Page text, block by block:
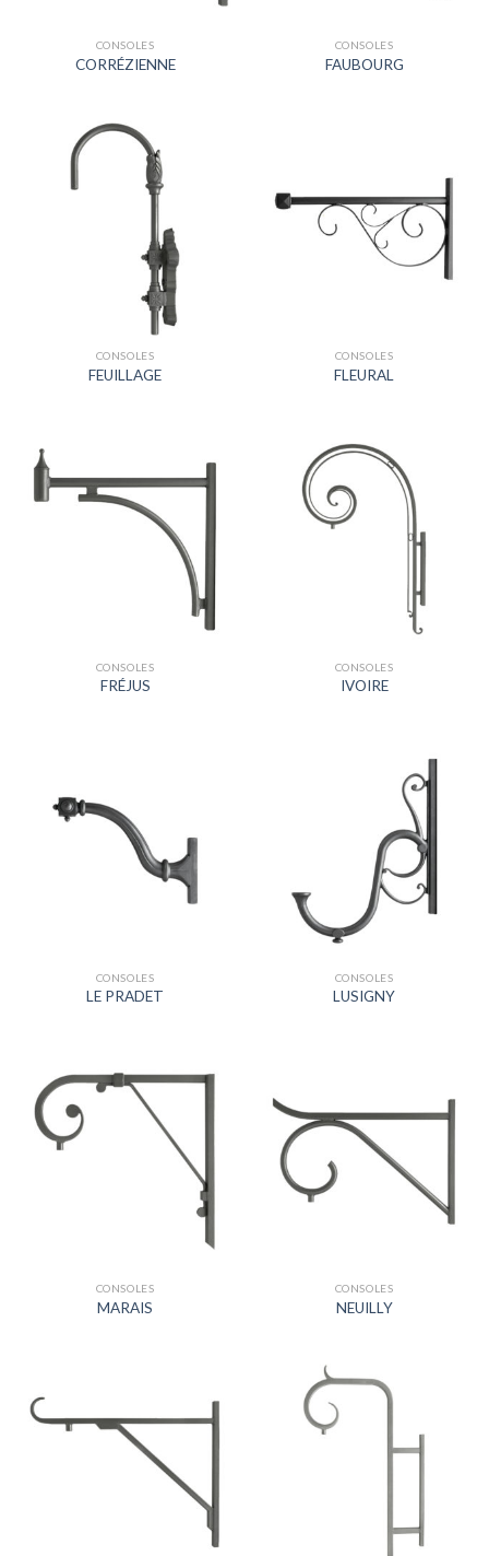
CONSOLES
CORRÉZIENNE
CONSOLES
FAUBOURG
CONSOLES
FEUILLAGE
CONSOLES
FLEURAL
CONSOLES
FRÉJUS
CONSOLES
IVOIRE
CONSOLES
LE PRADET
CONSOLES
LUSIGNY
CONSOLES
MARAIS
CONSOLES
NEUILLY